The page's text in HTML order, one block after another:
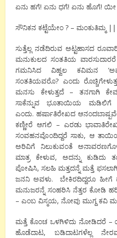
ಏನು ಹಗೆ! ಏನು ಧಗೆ! ಏನು ಹೊಗೆ!
ಸೌನಿಕನ ಕಟ್ಟೆಯೇಂ ? – ಮಂಕುತಿಮ್ಮ ||
ಸುತ್ತೆಲ್ಲ ನಡೆದಿರುವ ಅಟ್ಟಹಾಸದ
ಮನುಕುಲದ ಸಂತತಿಯ
ಗಮನಿಸಿದ ವಿಹ್ವಲ ಕವಿಮನ
ಸಂತತಿಯವರೊ? ಎಂದು
ಮನಸು ಕೇಳುತ್ತದೆ – ತನಗಾಗಿ
ಸಾಕೆನ್ನುವ ಭೂತಾಯಿಯ ಮಡಿಲಿಗೆ
ಎಂದು. ಹರ್ಷಾತಿರೇಖದ
ಕಣ್ಣೀರೆ ಆಗಲಿ – ಎರಡು
ಸಂವಹನವೊಂದಿದ್ದರೆ ಸಾಕು, ಆ
ಅರಿವಿಗೆ ನಿಲುಕುವಂತೆ
ಮಾತ್ರ ಕೇಳುವ, ಅದನ್ನು
ಪೋಷಿಸಿ, ಸಲಹಿ ಮತ್ತದನ್ನೆ ಮತ್ತೆ ಫಸಲಾಗಿ
ಜನನಿ ಅವಳು. ಬೇಕಿರದಿದ್ದರೂ
ಮನುಜರನ್ನೆ ಸಂಹರಿಸಿ ನೆತ್ತರ ಕೋಡಿ
– ಎಂಬ ವಿಸ್ಮಯ, ನೋವು ಮುಗ್ದ ಕವಿ
ಮತ್ತೆ ಕೊಂಚ ಒಳಗಿಳಿದು ನೋಡಿದರೆ –
ಹೊಡೆದಾಟ, ಬಡಿದಾಟಗಳೆಲ್ಲ